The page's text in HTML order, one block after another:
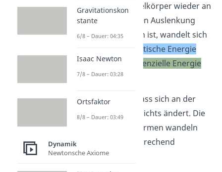
Bis der Pendelkörper wieder an
der maximalen Auslenkung
angekommen ist, wandelt sich
kinetische Energie
wieder in
potenzielle Energie
um.
Du siehst also, dass sich an der
Gesamtenergie
nichts ändert. Die
beiden Energieformen wandeln
sich immer entsprechend
gegenteilig um.
Gravitationskon
stante
6/8 – Dauer: 04:35
Isaac Newton
7/8 – Dauer: 03:28
Ortsfaktor
8/8 – Dauer: 03:49
Dynamik
Newtonsche Axiome